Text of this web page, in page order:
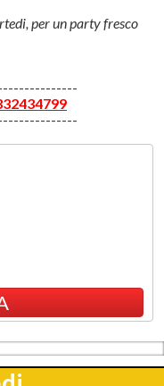
per un party fresco